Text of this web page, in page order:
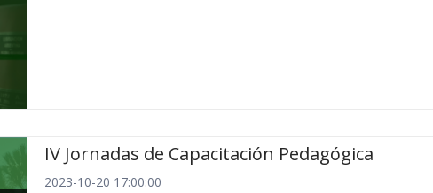
IV Jornadas de Capacitación Pedagógica
2023-10-20 17:00:00